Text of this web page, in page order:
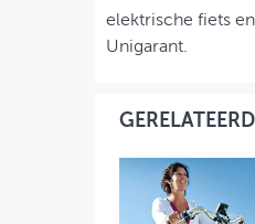
elektrische fiets
Unigarant.